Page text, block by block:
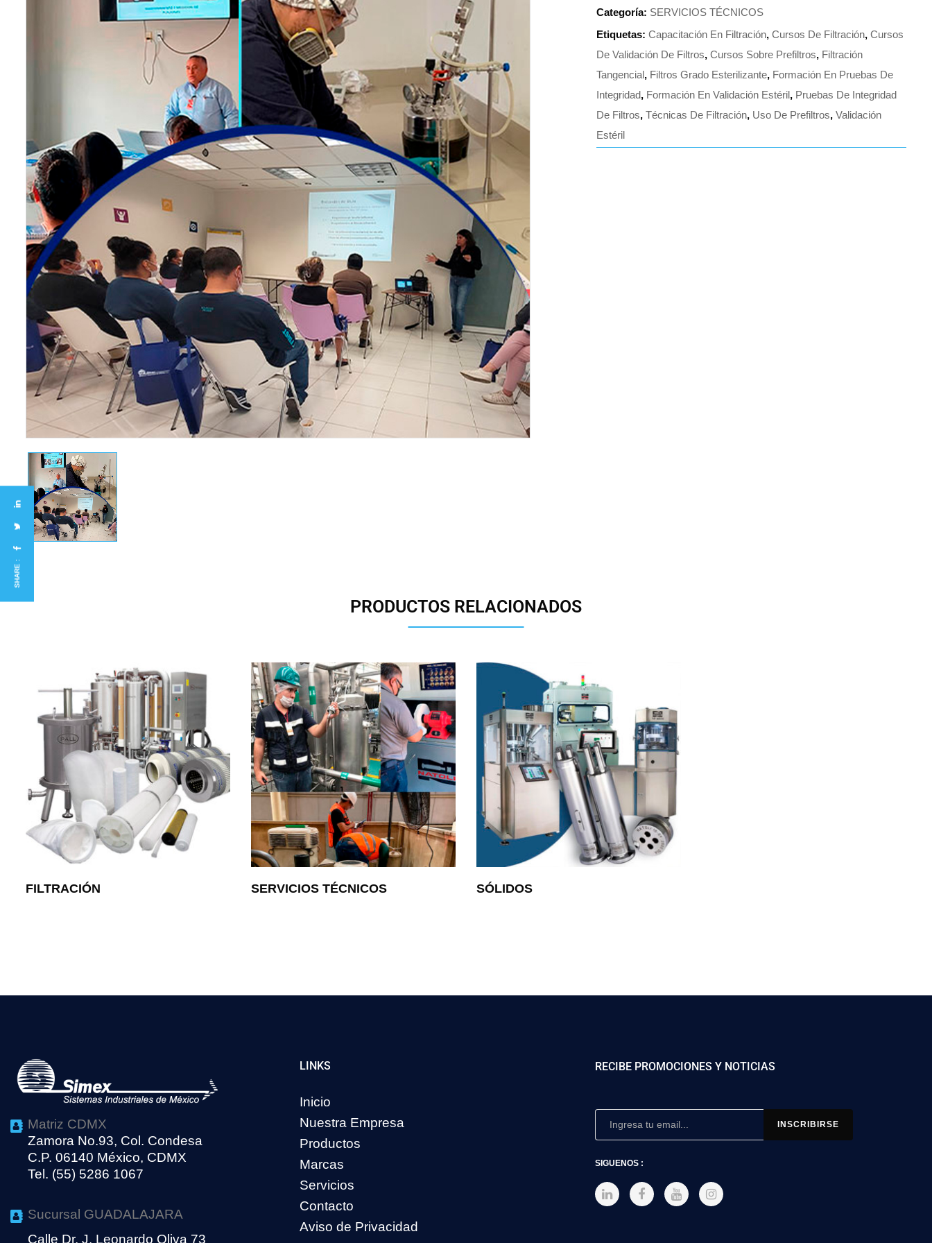
Categoría: SERVICIOS TÉCNICOS
Etiquetas:Capacitación En Filtración,Cursos De Filtración,Cursos
De Validación De Filtros,Cursos Sobre Prefiltros, Filtración
Tangencial, Filtros Grado Esterilizante, Formación En Pruebas De
Integridad, Formación En Validación Estéril, Pruebas De Integridad
De Filtros,Técnicas De Filtración, Uso De Prefiltros,Validación
Estéril
SHARE :
PRODUCTOS RELACIONADOS
FILTRACIÓN SERVICIOS TÉCNICOS SÓLIDOS
Matriz CDMX
Zamora No.93, Col. Condesa
C.P. 06140 México, CDMX
Tel. (55) 5286 1067
Sucursal GUADALAJARA
Calle Dr. J. Leonardo Oliva 73
LINKS
Inicio
Nuestra Empresa
Productos
Marcas
Servicios
Contacto
Aviso de Privacidad
RECIBE PROMOCIONES Y NOTICIAS
SIGUENOS :